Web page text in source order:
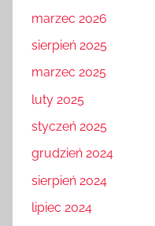
marzec 2026
sierpień 2025
marzec 2025
luty 2025
styczeń 2025
grudzień 2024
sierpień 2024
lipiec 2024